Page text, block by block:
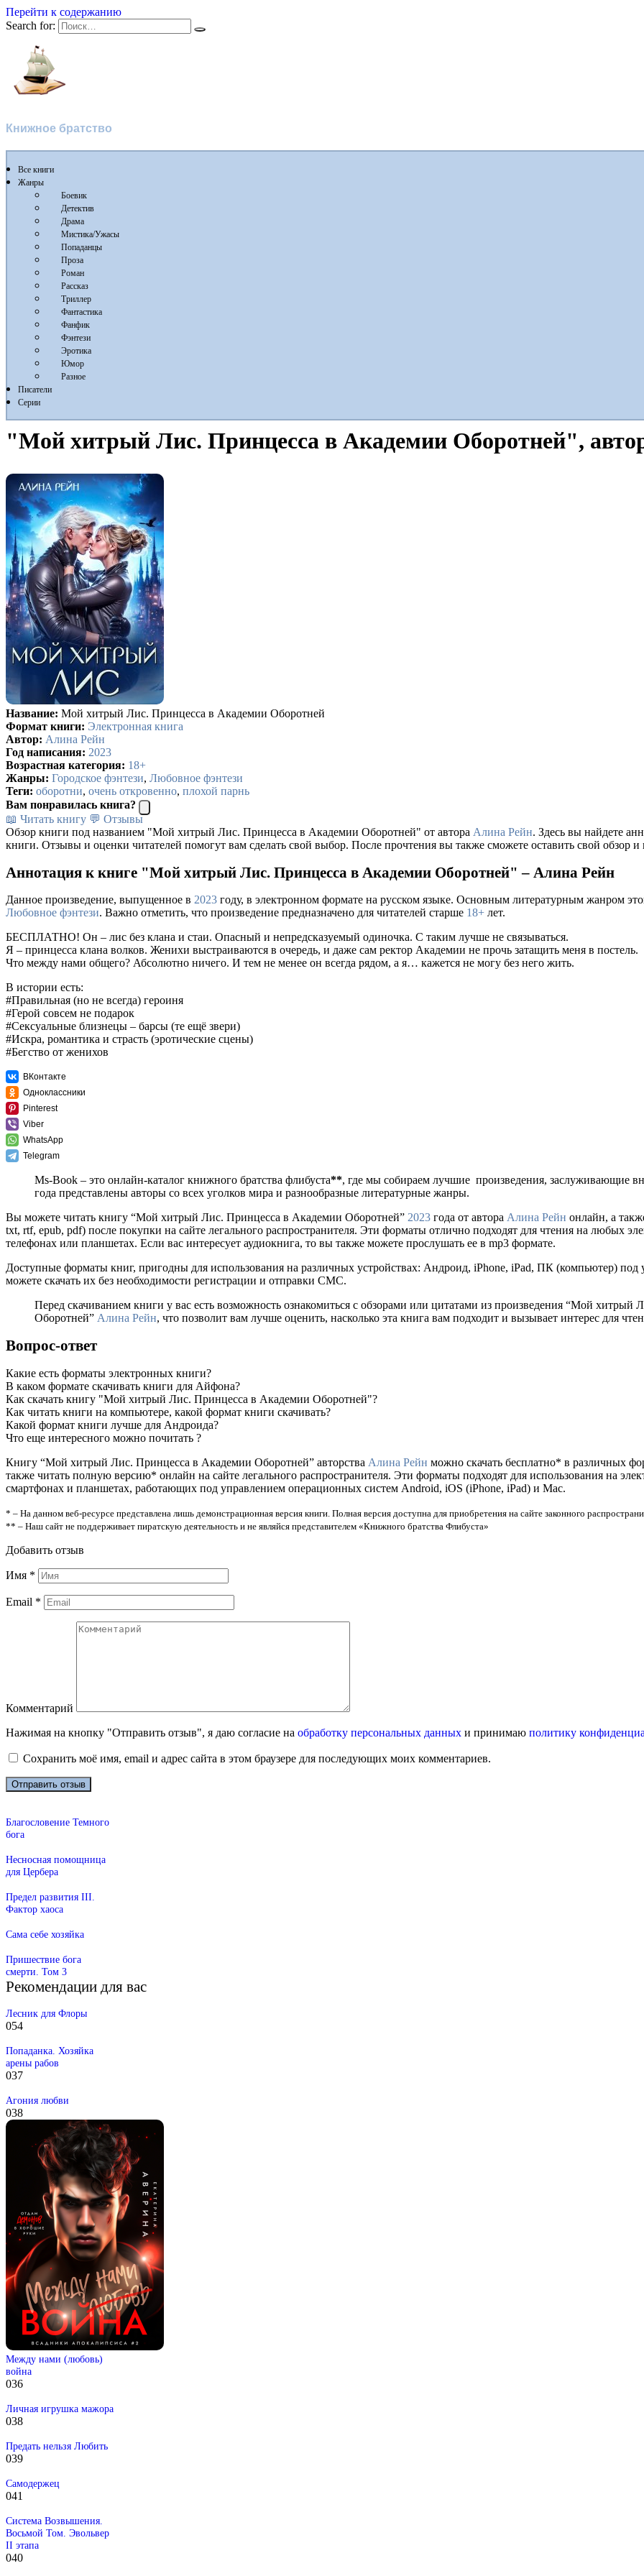
Перейти к содержанию
Search for:
Книжное братство
Все книги
Жанры
Боевик
Детектив
Драма
Мистика/Ужасы
Попаданцы
Проза
Роман
Рассказ
Триллер
Фантастика
Фанфик
Фэнтези
Эротика
Юмор
Разное
Писатели
Серии
"Мой хитрый Лис. Принцесса в Академии Оборотней",
Название: Мой хитрый Лис. Принцесса в Академии Оборотней
Формат книги: Электронная книга
Автор: Алина Рейн
Год написания: 2023
Возрастная категория: 18+
Жанры: Городское фэнтези, Любовное фэнтези
Теги: оборотни, очень откровенно, плохой парнь
Вам понравилась книга?
📖 Читать книгу 💬 Отзывы
Обзор книги под названием "Мой хитрый Лис. Принцесса в Академии Оборотней" от автора Алина Рейн. Здесь вы найдете
книги. Отзывы и оценки читателей помогут вам сделать свой выбор. После прочтения вы также сможете оставить свой обзор
Аннотация к книге "Мой хитрый Лис. Принцесса в Академии Оборотней" – Алина Рейн
Данное произведение, выпущенное в 2023 году, в электронном формате на русском языке. Основным литературным жанром
Любовное фэнтези. Важно отметить, что произведение предназначено для читателей старше 18+ лет.
БЕСПЛАТНО! Он – лис без клана и стаи. Опасный и непредсказуемый одиночка. С таким лучше не связываться.
Я – принцесса клана волков. Женихи выстраиваются в очередь, и даже сам ректор Академии не прочь затащить меня в постель.
Что между нами общего? Абсолютно ничего. И тем не менее он всегда рядом, а я… кажется не могу без него жить.
В истории есть:
#Правильная (но не всегда) героиня
#Герой совсем не подарок
#Сексуальные близнецы – барсы (те ещё звери)
#Искра, романтика и страсть (эротические сцены)
#Бегство от женихов
ВКонтакте
Одноклассники
Pinterest
Viber
WhatsApp
Telegram
Ms-Book – это онлайн-каталог книжного братства флибуста**, где мы собираем лучшие произведения, заслуживающие
года представлены авторы со всех уголков мира и разнообразные литературные жанры.
Вы можете читать книгу “Мой хитрый Лис. Принцесса в Академии Оборотней” 2023 года от автора Алина Рейн онлайн, а
txt, rtf, epub, pdf) после покупки на сайте легального распространителя. Эти форматы отлично подходят для чтения на любых
телефонах или планшетах. Если вас интересует аудиокнига, то вы также можете прослушать ее в mp3 формате.
Доступные форматы книг, пригодны для использования на различных устройствах: Андроид, iPhone, iPad, ПК (компьютер)
можете скачать их без необходимости регистрации и отправки СМС.
Перед скачиванием книги у вас есть возможность ознакомиться с обзорами или цитатами из произведения “Мой
Оборотней” Алина Рейн, что позволит вам лучше оценить, насколько эта книга вам подходит и вызывает интерес для
Вопрос-ответ
Какие есть форматы электронных книги?
В каком формате скачивать книги для Айфона?
Как скачать книгу "Мой хитрый Лис. Принцесса в Академии Оборотней"?
Как читать книги на компьютере, какой формат книги скачивать?
Какой формат книги лучше для Андроида?
Что еще интересного можно почитать ?
Книгу “Мой хитрый Лис. Принцесса в Академии Оборотней” авторства Алина Рейн можно скачать бесплатно* в различных
также читать полную версию* онлайн на сайте легального распространителя. Эти форматы подходят для использования на
смартфонах и планшетах, работающих под управлением операционных систем Android, iOS (iPhone, iPad) и Mac.
* – На данном веб-ресурсе представлена лишь демонстрационная версия книги. Полная версия доступна для приобретения на сайте законного
** – Наш сайт не поддерживает пиратскую деятельность и не являйся представителем «Книжного братства Флибуста»
Добавить отзыв
Имя *
Email *
Комментарий
Нажимая на кнопку "Отправить отзыв", я даю согласие на обработку персональных данных и принимаю политику
Сохранить моё имя, email и адрес сайта в этом браузере для последующих моих комментариев.
Благословение Темного
бога
Несносная помощница
для Цербера
Предел развития III.
Фактор хаоса
Сама себе хозяйка
Пришествие бога
смерти. Том 3
Рекомендации для вас
Лесник для Флоры
054
Попаданка. Хозяйка
арены рабов
037
Агония любви
038
Между нами (любовь)
война
036
Личная игрушка мажора
038
Предать нельзя Любить
039
Самодержец
041
Система Возвышения.
Восьмой Том. Эвольвер
II этапа
040